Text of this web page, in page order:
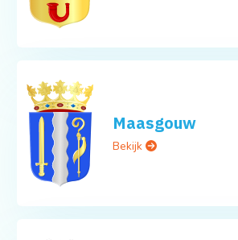
Maasgouw
Bekijk